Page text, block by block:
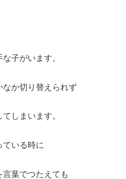
子がいます。
なか切り替えられず
しまいます。
ている時に
葉でつたえても